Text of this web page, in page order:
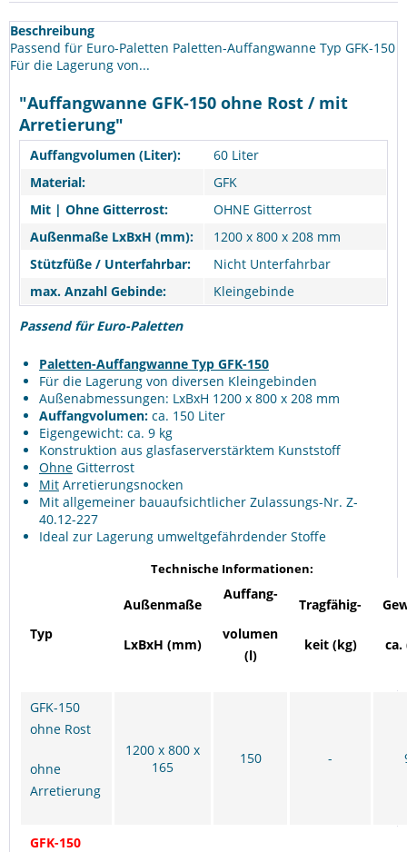
Beschreibung
Passend für Euro-Paletten Paletten-Auffangwanne Typ GFK-150
Für die Lagerung von...
"Auffangwanne GFK-150 ohne Rost / mit
Arretierung"
Auffangvolumen (Liter):
60 Liter
Material:
GFK
Mit | Ohne Gitterrost:
OHNE Gitterrost
Außenmaße LxBxH (mm):
1200 x 800 x 208 mm
Stützfüße / Unterfahrbar:
Nicht Unterfahrbar
max. Anzahl Gebinde:
Kleingebinde
Passend für Euro-Paletten
Paletten-Auffangwanne Typ GFK-150
Für die Lagerung von diversen Kleingebinden
Außenabmessungen: LxBxH 1200 x 800 x 208 mm
Auffangvolumen: ca. 150 Liter
Eigengewicht: ca. 9 kg
Konstruktion aus glasfaserverstärktem Kunststoff
Ohne Gitterrost
Mit Arretierungsnocken
Mit allgemeiner bauaufsichtlicher Zulassungs-Nr. Z-
40.12-227
Ideal zur Lagerung umweltgefährdender Stoffe
Technische Informationen:
Typ
Außenmaße
LxBxH (mm)
Auffang-
volumen
(l)
Tragfähig-
keit (kg) ca.
GFK-150
ohne Rost
ohne
Arretierung
1200 x 800 x
165
150 -
GFK-150